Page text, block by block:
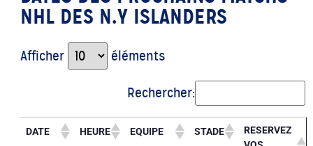
NHL DES N.Y ISLANDERS
Afficher éléments
Rechercher:
DATE HEURE EQUIPE STADE
RESERVEZ